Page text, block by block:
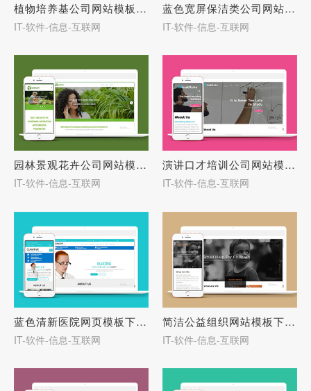
植物培养基公司网站模板下载-27735
IT-软件-信息-互联网
蓝色宽屏保洁类公司网站模板-27732
IT-软件-信息-互联网
园林景观花卉公司网站模板-27712
IT-软件-信息-互联网
演讲口才培训公司网站模板-27707
IT-软件-信息-互联网
蓝色清新医院网页模板下载-27705
IT-软件-信息-互联网
简洁公益组织网站模板下载-27703
IT-软件-信息-互联网